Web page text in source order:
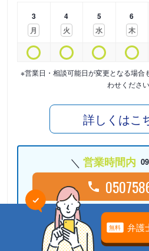
3
月
4
火
5
水
6
木
※営業日・相談可能日が変更となる場合
わせください
詳しくはこ
営業時間内
24時間受
Web